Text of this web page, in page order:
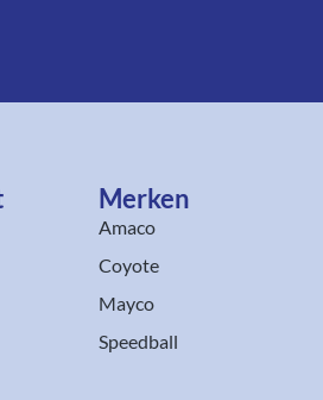
Merken
Amaco
Coyote
Mayco
Speedball